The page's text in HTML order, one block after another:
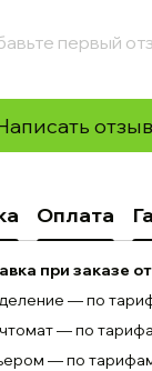
первый
отзыв
Оплата
при заказе
— по
— по
— по